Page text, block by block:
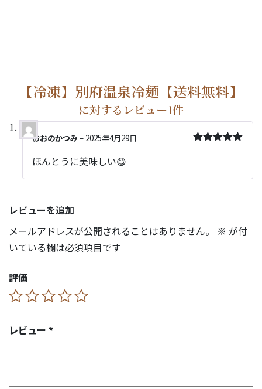
【冷凍】別府温泉冷麺【送料無料】
に対するレビュー1件
おおのかつみ – 2025年4月29日
ほんとうに美味しい😋
レビューを追加
メールアドレスが公開されることはありません。
※ が付
いている欄は必須項目です
評価
レビュー *